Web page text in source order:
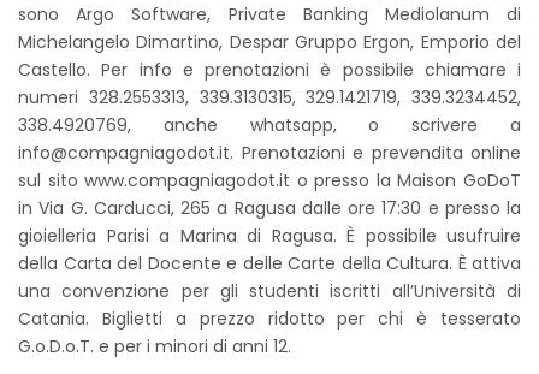
sono Argo Software, Private Banking Mediolanum di
Michelangelo Dimartino, Despar Gruppo Ergon, Emporio del
Castello. Per info e prenotazioni è possibile chiamare i
numeri 328.2553313, 339.3130315, 329.1421719, 339.3234452,
338.4920769, anche whatsapp, o scrivere a
info@compagniagodot.it. Prenotazioni e prevendita online
sul sito www.compagniagodot.it o presso la Maison GoDoT
in Via G. Carducci, 265 a Ragusa dalle ore 17:30 e presso la
gioielleria Parisi a Marina di Ragusa. È possibile usufruire
della Carta del Docente e delle Carte della Cultura. È attiva
una convenzione per gli studenti iscritti all’Università di
Catania. Biglietti a prezzo ridotto per chi è tesserato
G.o.D.o.T. e per i minori di anni 12.